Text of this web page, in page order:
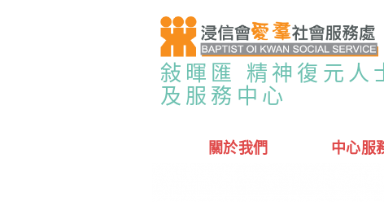
敍暉匯 精神復元人
及服務中心
關於我們
中心服